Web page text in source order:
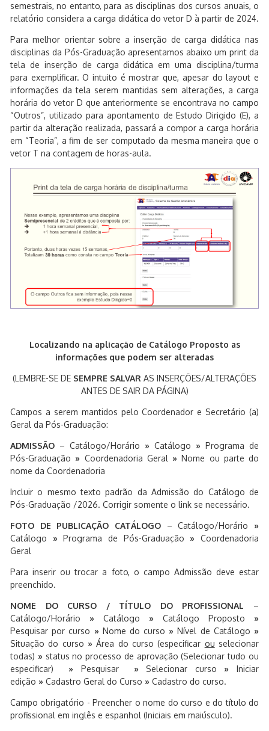
semestrais, no entanto, para as disciplinas dos cursos anuais, o
relatório considera a carga didática do vetor D à partir de 2024.
Para melhor orientar sobre a inserção de carga didática nas
disciplinas da Pós-Graduação apresentamos abaixo um print da
tela de inserção de carga didática em uma disciplina/turma
para exemplificar. O intuito é mostrar que, apesar do layout e
informações da tela serem mantidas sem alterações, a carga
horária do vetor D que anteriormente se encontrava no campo
“Outros”, utilizado para apontamento de Estudo Dirigido (E), a
partir da alteração realizada, passará a compor a carga horária
em “Teoria”, a fim de ser computado da mesma maneira que o
vetor T na contagem de horas-aula.
Localizando na aplicação de Catálogo Proposto as
informações que podem ser alteradas
(LEMBRE-SE DE SEMPRE SALVAR AS INSERÇÕES/ALTERAÇÕES
ANTES DE SAIR DA PÁGINA)
Campos a serem mantidos pelo Coordenador e Secretário (a)
Geral da Pós-Graduação:
ADMISSÃO – Catálogo/Horário » Catálogo » Programa de
Pós-Graduação » Coordenadoria Geral » Nome ou parte do
nome da Coordenadoria
Incluir o mesmo texto padrão da Admissão do Catálogo de
Pós-Graduação /2026. Corrigir somente o link se necessário.
FOTO DE PUBLICAÇÃO CATÁLOGO – Catálogo/Horário »
Catálogo » Programa de Pós-Graduação »Coordenadoria
Geral
Para inserir ou trocar a foto, o campo Admissão deve estar
preenchido.
NOME DO CURSO / TÍTULO DO PROFISSIONAL –
Catálogo/Horário » Catálogo » Catálogo Proposto »
Pesquisar por curso » Nome do curso » Nível de Catálogo »
Situação do curso »Área do curso (especificar ou selecionar
todas) » status no processo de aprovação (Selecionar tudo ou
especificar) » Pesquisar » Selecionar curso »Iniciar
edição » Cadastro Geral do Curso » Cadastro do curso.
Campo obrigatório - Preencher o nome do curso e do título do
profissional em inglês e espanhol (Iniciais em maiúsculo).